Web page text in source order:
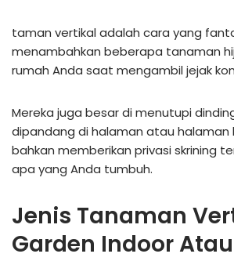
taman vertikal adalah cara yang
menambahkan beberapa tanaman
rumah Anda saat mengambil jejak
Mereka juga besar di menutupi
dipandang di halaman atau halaman
bahkan memberikan privasi skrining
apa yang Anda tumbuh.
Jenis Tanaman
Garden Indoor